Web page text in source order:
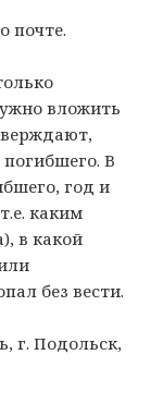
почте.
вложить
В
год и
каким
в какой
без вести.
г. Подольск,